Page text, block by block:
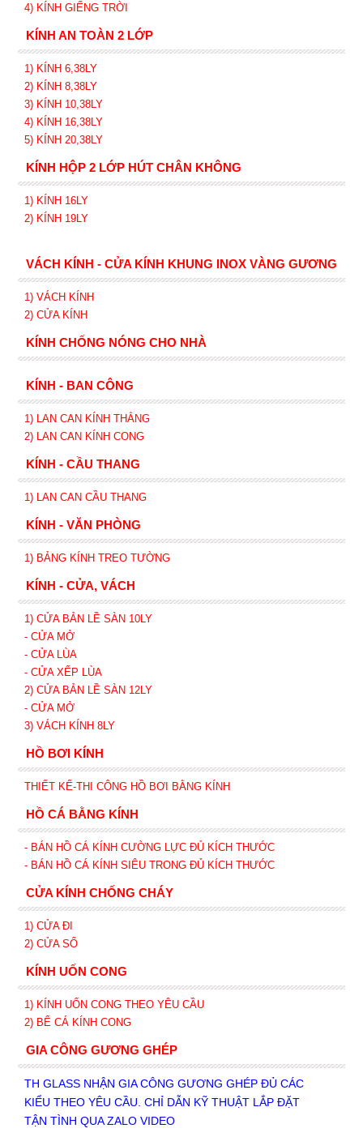
4) KÍNH GIẾNG TRỜI
KÍNH AN TOÀN 2 LỚP
1) KÍNH 6,38LY
2) KÍNH 8,38LY
3) KÍNH 10,38LY
4) KÍNH 16,38LY
5) KÍNH 20,38LY
KÍNH HỘP 2 LỚP HÚT CHÂN KHÔNG
1) KÍNH 16LY
2) KÍNH 19LY
VÁCH KÍNH - CỬA KÍNH KHUNG INOX VÀNG GƯƠNG
1) VÁCH KÍNH
2) CỬA KÍNH
KÍNH CHỐNG NÓNG CHO NHÀ
KÍNH - BAN CÔNG
1) LAN CAN KÍNH THẲNG
2) LAN CAN KÍNH CONG
KÍNH - CẦU THANG
1) LAN CAN CẦU THANG
KÍNH - VĂN PHÒNG
1) BẢNG KÍNH TREO TƯỜNG
KÍNH - CỬA, VÁCH
1) CỬA BẢN LỀ SÀN 10LY
- CỬA MỞ
- CỬA LÙA
- CỬA XẾP LÙA
2) CỬA BẢN LỀ SÀN 12LY
- CỬA MỞ
3) VÁCH KÍNH 8LY
HỒ BƠI KÍNH
THIẾT KẾ-THI CÔNG HỒ BƠI BẰNG KÍNH
HỒ CÁ BẰNG KÍNH
- BÁN HỒ CÁ KÍNH CƯỜNG LỰC ĐỦ KÍCH THƯỚC
- BÁN HỒ CÁ KÍNH SIÊU TRONG ĐỦ KÍCH THƯỚC
CỬA KÍNH CHỐNG CHÁY
1) CỬA ĐI
2) CỬA SỔ
KÍNH UỐN CONG
1) KÍNH UỐN CONG THEO YÊU CẦU
2) BỂ CÁ KÍNH CONG
GIA CÔNG GƯƠNG GHÉP
TH GLASS NHẬN GIA CÔNG GƯƠNG GHÉP ĐỦ CÁC
KIỂU THEO YÊU CẦU. CHỈ DẪN KỸ THUẬT LẮP ĐẶT
TẬN TÌNH QUA ZALO VIDEO